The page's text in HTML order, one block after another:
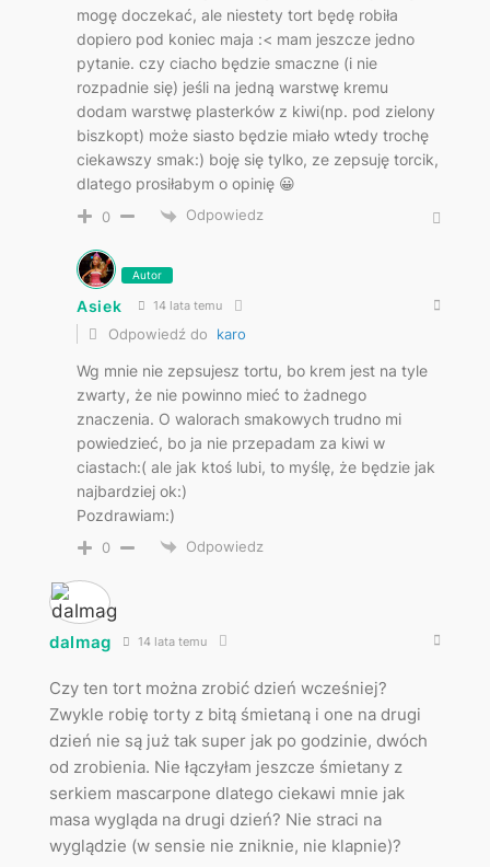
mogę doczekać, ale niestety tort będę robiła
dopiero pod koniec maja :< mam jeszcze jedno
pytanie. czy ciacho będzie smaczne (i nie
rozpadnie się) jeśli na jedną warstwę kremu
dodam warstwę plasterków z kiwi(np. pod zielony
biszkopt) może siasto będzie miało wtedy trochę
ciekawszy smak:) boję się tylko, ze zepsuję torcik,
dlatego prosiłabym o opinię 😀
0 Odpowiedz
Autor
Asiek 14 lata temu
Odpowiedź do karo
Wg mnie nie zepsujesz tortu, bo krem jest na tyle
zwarty, że nie powinno mieć to żadnego
znaczenia. O walorach smakowych trudno mi
powiedzieć, bo ja nie przepadam za kiwi w
ciastach:( ale jak ktoś lubi, to myślę, że będzie jak
najbardziej ok:)
Pozdrawiam:)
0 Odpowiedz
dalmag 14 lata temu
Czy ten tort można zrobić dzień wcześniej?
Zwykle robię torty z bitą śmietaną i one na drugi
dzień nie są już tak super jak po godzinie, dwóch
od zrobienia. Nie łączyłam jeszcze śmietany z
serkiem mascarpone dlatego ciekawi mnie jak
masa wygląda na drugi dzień? Nie straci na
wyglądzie (w sensie nie zniknie, nie klapnie)?